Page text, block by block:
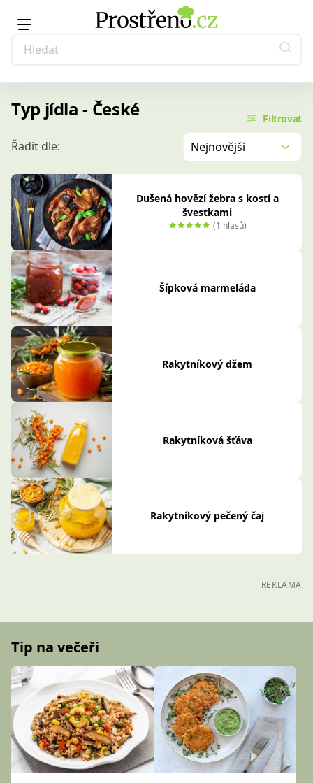
Typ jídla - České Filtrovat
Řadit dle: Nejnovější
Dušená hovězí žebra s kostí a
švestkami
(1 hlasů)
Šípková marmeláda
Rakytníkový džem
Rakytníková šťáva
Rakytníkový pečený čaj
REKLAMA
Tip na večeři